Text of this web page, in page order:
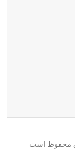
محفوظ است